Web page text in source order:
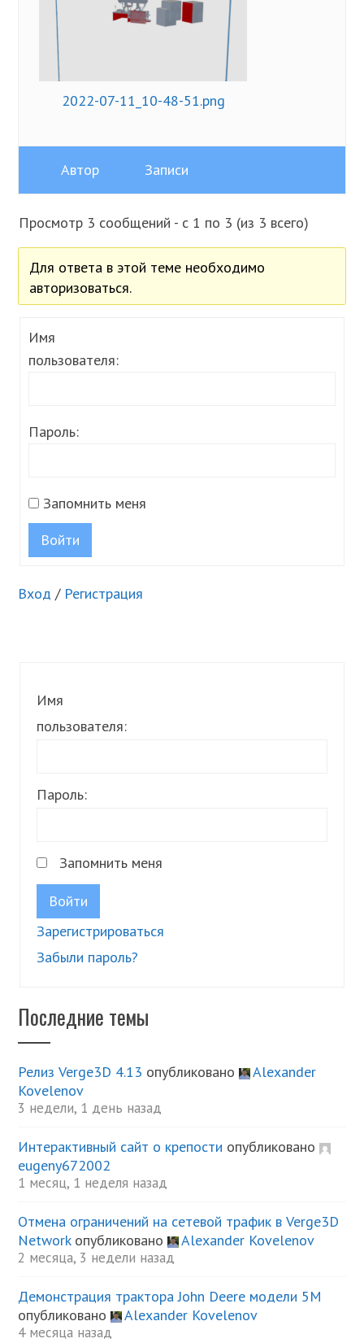
2022-07-11_10-48-51.png
Автор Записи
Просмотр 3 сообщений - с 1 по 3 (из 3 всего)
Для ответа в этой теме необходимо
авторизоваться.
Имя
пользователя:
Пароль:
Запомнить меня
Войти
Вход / Регистрация
Имя
пользователя:
Пароль:
Запомнить меня
Войти
Зарегистрироваться
Забыли пароль?
Последние темы
Релиз Verge3D 4.13 опубликовано
Alexander
Kovelenov
3 недели, 1 день назад
Интерактивный сайт о крепости опубликовано
eugeny672002
1 месяц, 1 неделя назад
Отмена ограничений на сетевой трафик в Verge3D
Networkопубликовано Alexander Kovelenov
2 месяца, 3 недели назад
Демонстрация трактора John Deere модели 5М
опубликовано
Alexander Kovelenov
4 месяца назад